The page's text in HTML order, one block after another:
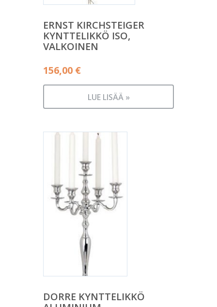
ERNST KIRCHSTEIGER
KYNTTELIKKÖ ISO,
VALKOINEN
156,00 €
LUE LISÄÄ »
DORRE KYNTTELIKKÖ